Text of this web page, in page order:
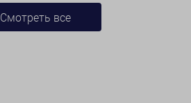
Смотреть все